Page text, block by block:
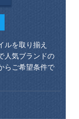
ルを取り揃え
人気ブランドの
らご希望条件で